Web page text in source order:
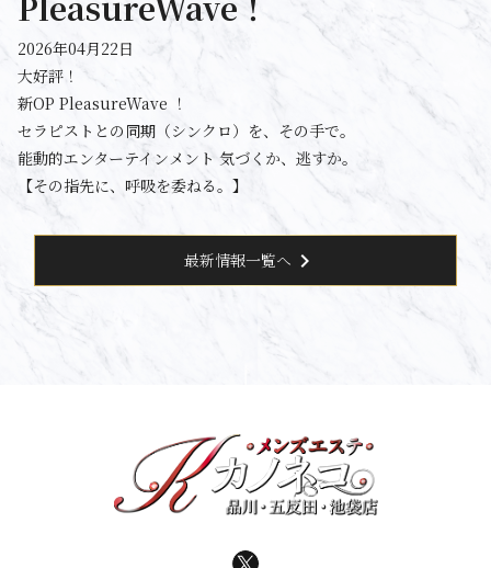
2026年04月22日
大好評！
新OP PleasureWave ！
セラピストとの同期（シンクロ）を、その手で。
能動的エンターテインメント 気づくか、逃すか。
【その指先に、呼吸を委ねる。】
最新情報一覧へ chevron_right